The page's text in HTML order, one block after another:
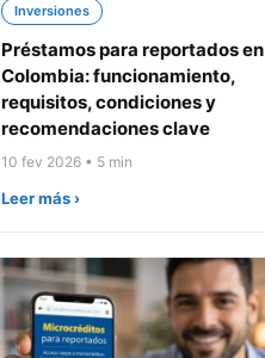
Inversiones
Préstamos para reportados en
Colombia: funcionamiento,
requisitos, condiciones y
recomendaciones clave
10 fev 2026 • 5 min
Leer más ›